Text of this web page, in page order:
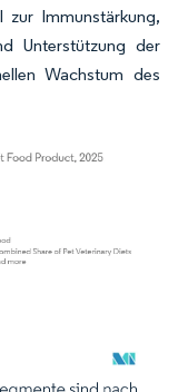
zur Immunstärkung,
Unterstützung der
Wachstum des